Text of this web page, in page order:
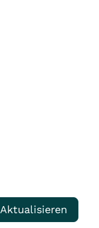
Aktualisieren